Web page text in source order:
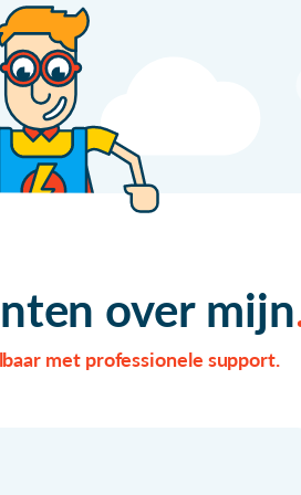
over mijn
met professionele support.